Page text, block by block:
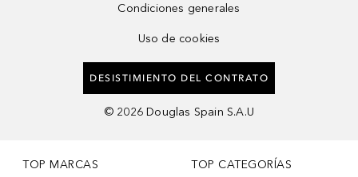
Condiciones generales
Uso de cookies
DESISTIMIENTO DEL CONTRATO
© 2026 Douglas Spain S.A.U
TOP MARCAS TOP CATEGORÍAS